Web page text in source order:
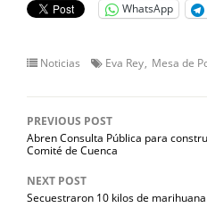
WhatsApp
Noticias Eva Rey Mesa de
PREVIOUS POST
Abren Consulta Pública para
Comité de Cuenca
NEXT POST
Secuestraron 10 kilos de